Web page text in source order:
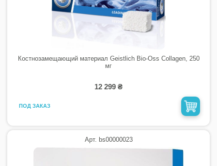
Костнозамещающий материал Geistlich Bio-Oss Collagen, 250
мг
12 299 ₴
ПОД ЗАКАЗ
Арт. bs00000023